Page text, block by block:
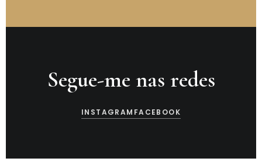
Segue-me nas redes
INSTAGRAM FACEBOOK